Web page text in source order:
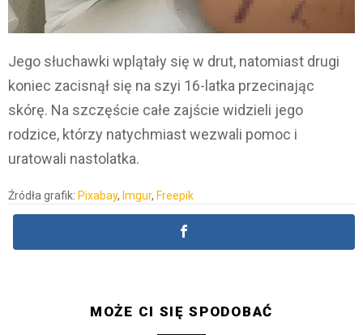
Jego słuchawki wplątały się w drut, natomiast drugi
koniec zacisnął się na szyi 16-latka przecinając
skórę. Na szczęście całe zajście widzieli jego
rodzice, którzy natychmiast wezwali pomoc i
uratowali nastolatka.
Źródła grafik: Pixabay, Imgur, Freepik
MOŻE CI SIĘ SPODOBAĆ